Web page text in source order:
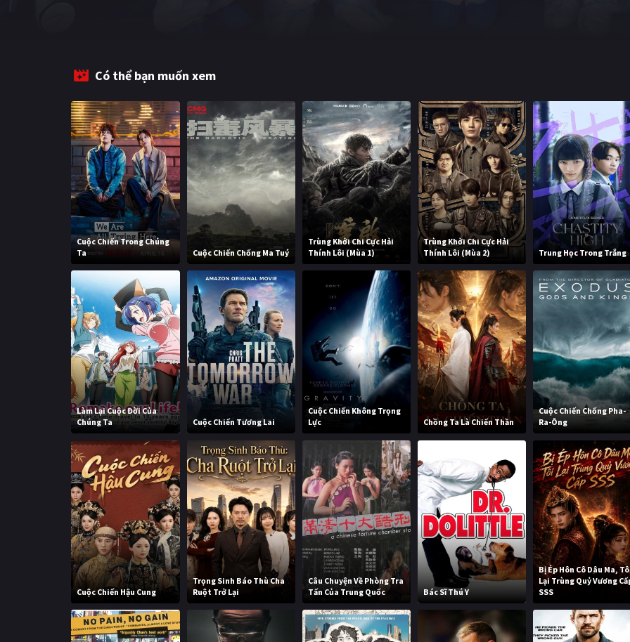
Có thể bạn muốn xem
Cuộc Chiến Trong Chúng
Ta
Cuộc Chiến Chống Ma Tuý
Trùng Khởi Chi Cực Hải
Thính Lôi (Mùa 1)
Trùng Khởi Chi Cực Hải
Thính Lôi (Mùa 2)
Trung Học Trong Trắng
Làm Lại Cuộc Đời Của
Chúng Ta
Cuộc Chiến Tương Lai
Cuộc Chiến Không Trọng
Lực
Chồng Ta Là Chiến Thần
Cuộc Chiến Chống Pha-
Ra-Ông
Cuộc Chiến Hậu Cung
Trọng Sinh Báo Thù Cha
Ruột Trở Lại
Câu Chuyện Về Phòng Tra
Tấn Của Trung Quốc
Bác Sĩ Thú Y
Bị Ép Hôn Cô Dâu Ma,
Lại Trùng Quỷ Vương
SSS